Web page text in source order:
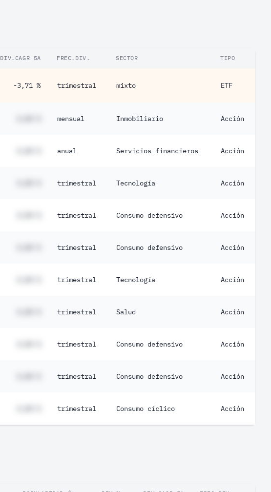
DIV.CAGR 5A FREC.DIV. SECTOR TIPO
-3,71 % trimestral mixto ETF
mensual Inmobiliario Acción
anual Servicios financieros Acción
trimestral Tecnología Acción
trimestral Consumo defensivo Acción
trimestral Consumo defensivo Acción
trimestral Tecnología Acción
trimestral Salud Acción
trimestral Consumo defensivo Acción
trimestral Consumo defensivo Acción
trimestral Consumo cíclico Acción